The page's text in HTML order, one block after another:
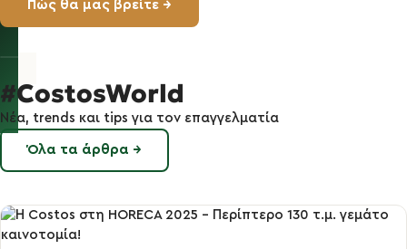
Πώς θα μας βρείτε →
#CostosWorld
Νέα, trends και tips για τον επαγγελματία
Όλα τα άρθρα →